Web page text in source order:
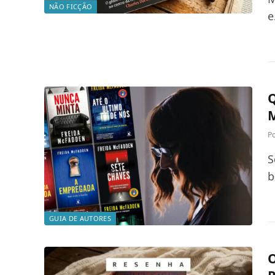
NÃO FICÇÃO
GUIA DE AUTORES